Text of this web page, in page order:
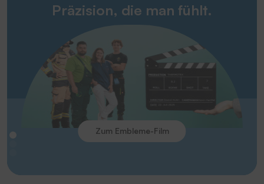
Präzision, die man fühlt.
Zum Embleme-Film